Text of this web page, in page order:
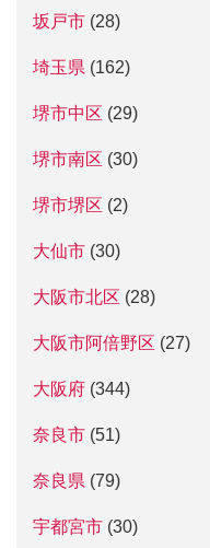
坂戸市 (28)
埼玉県 (162)
堺市中区 (29)
堺市南区 (30)
堺市堺区 (2)
大仙市 (30)
大阪市北区 (28)
大阪市阿倍野区 (27)
大阪府 (344)
奈良市 (51)
奈良県 (79)
宇都宮市 (30)